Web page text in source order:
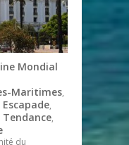
Mondial
Maritimes,
Escapade,
Tendance,
du